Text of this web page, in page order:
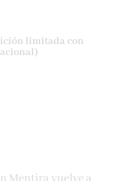
limitada con